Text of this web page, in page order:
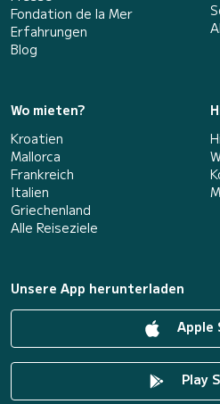
Fondation de la Mer
Erfahrungen
Blog
Wo mieten?
Kroatien
Mallorca
Frankreich
Italien
Griechenland
Alle Reiseziele
Unsere App herunterladen
Apple
Play